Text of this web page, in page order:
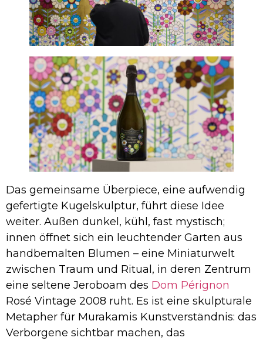
Das gemeinsame Überpiece, eine aufwendig
gefertigte Kugelskulptur, führt diese Idee
weiter. Außen dunkel, kühl, fast mystisch;
innen öffnet sich ein leuchtender Garten aus
handbemalten Blumen – eine Miniaturwelt
zwischen Traum und Ritual, in deren Zentrum
eine seltene Jeroboam des Dom Pérignon
Rosé Vintage 2008 ruht. Es ist eine skulpturale
Metapher für Murakamis Kunstverständnis: das
Verborgene sichtbar machen, das